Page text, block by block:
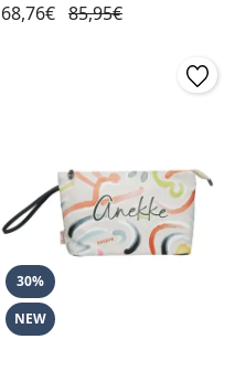
68,76€ 85,95€
30%
NEW